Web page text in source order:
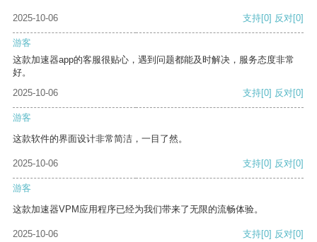
2025-10-06 支持[0] 反对[0]
游客
这款加速器app的客服很贴心，遇到问题都能及时解决，服务态度非常
好。
2025-10-06
支持[0] 反对[0]
游客
这款软件的界面设计非常简洁，一目了然。
2025-10-06 支持[0] 反对[0]
游客
这款加速器VPM应用程序已经为我们带来了无限的流畅体验。
2025-10-06 支持[0] 反对[0]